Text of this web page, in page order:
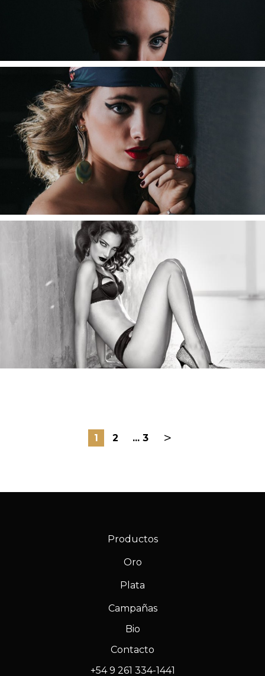
1 2 3 >
Productos
Oro
Plata
Campañas
Bio
Contacto
+54 9 261 334-1441